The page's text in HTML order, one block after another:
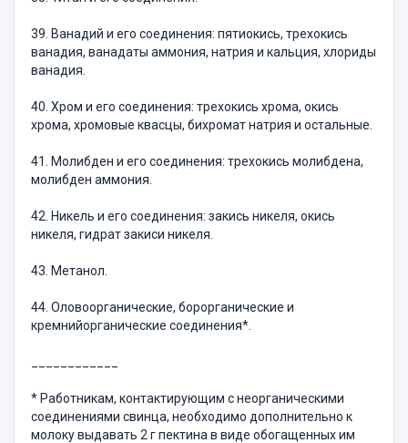
39. Ванадий и его соединения: пятиокись, трехокись
ванадия, ванадаты аммония, натрия и кальция, хлориды
ванадия.
40. Хром и его соединения: трехокись хрома, окись
хрома, хромовые квасцы, бихромат натрия и остальные.
41. Молибден и его соединения: трехокись молибдена,
молибден аммония.
42. Никель и его соединения: закись никеля, окись
никеля, гидрат закиси никеля.
43. Метанол.
44. Оловоорганические, борорганические и
кремнийорганические соединения*.
* Работникам, контактирующим с неорганическими
соединениями свинца, необходимо дополнительно к
молоку выдавать 2 г пектина в виде обогащенных им